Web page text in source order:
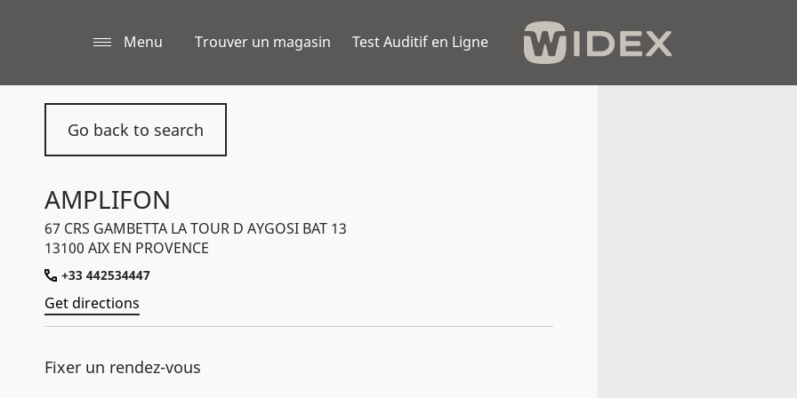
Menu Trouver un magasin Test Auditif en Ligne
Go back to search
AMPLIFON
67 CRS GAMBETTA LA TOUR D AYGOSI BAT 13
13100 AIX EN PROVENCE
+33 442534447
Get directions
Fixer un rendez-vous